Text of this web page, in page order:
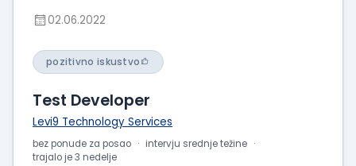
02.06.2022
pozitivno iskustvo
Test Developer
Levi9 Technology Services
bez ponude za posao
intervju srednje težine
trajalo je 3 nedelje